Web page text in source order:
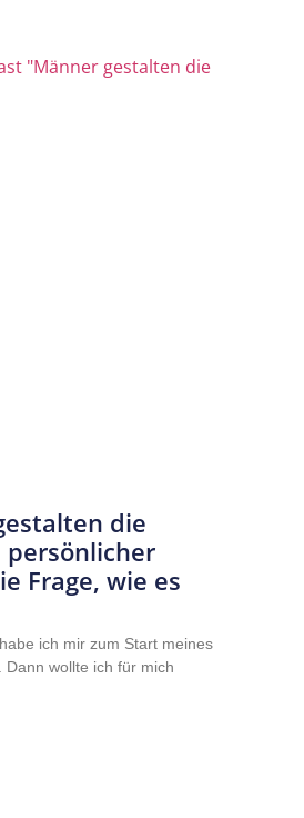
die
persönlicher
Frage, wie es
ich mir zum Start meines
wollte ich für mich